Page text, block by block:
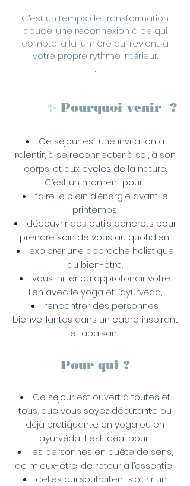
​C’est un temps de transformation
douce, une reconnexion à ce qui
compte, à la lumière qui revient, à
votre propre rythme intérieur.
.
✨ Pourquoi venir ?
Ce séjour est une invitation à
ralentir, à se reconnecter à soi, à son
corps, et aux cycles de la nature.
C’est un moment pour :
faire le plein d’énergie avant le
printemps,
découvrir des outils concrets pour
prendre soin de vous au quotidien,
explorer une approche holistique
du bien-être,
vous initier ou approfondir votre
lien avec le yoga et l’ayurvéda,
rencontrer des personnes
bienveillantes dans un cadre inspirant
et apaisant
Pour qui ?
Ce séjour est ouvert à toutes et
tous, que vous soyez débutant·e ou
déjà pratiquant·e en yoga ou en
ayurvéda. Il est idéal pour :
les personnes en quête de sens,
de mieux-être, de retour à l’essentiel,
celles qui souhaitent s’offrir un